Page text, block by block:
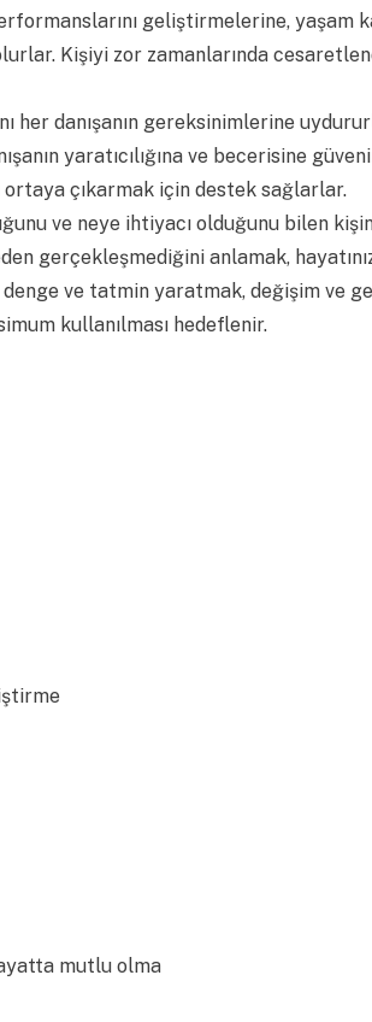
geliştirmelerine, yaşam
Kişiyi zor zamanlarında
her danışanın gereksinimlerine
yaratıcılığına ve becerisine
ortaya çıkarmak için destek sağlarlar.
ve neye ihtiyacı olduğunu bilen
gerçekleşmediğini anlamak,
ve tatmin yaratmak, değişim ve
kullanılması hedeflenir.
mutlu olma